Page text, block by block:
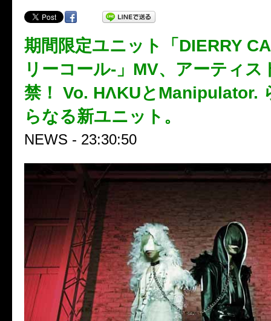
期間限定ユニット「DIERRY
リーコール-」MV、アーティス
禁！ Vo. HΛKUとManipulator.
らなる新ユニット。
NEWS - 23:30:50